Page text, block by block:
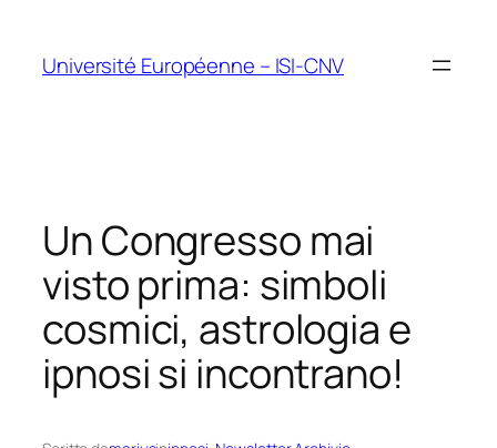
contenuto
Université Européenne – ISI-CNV
Un Congresso mai
visto prima: simboli
cosmici, astrologia e
ipnosi si incontrano!